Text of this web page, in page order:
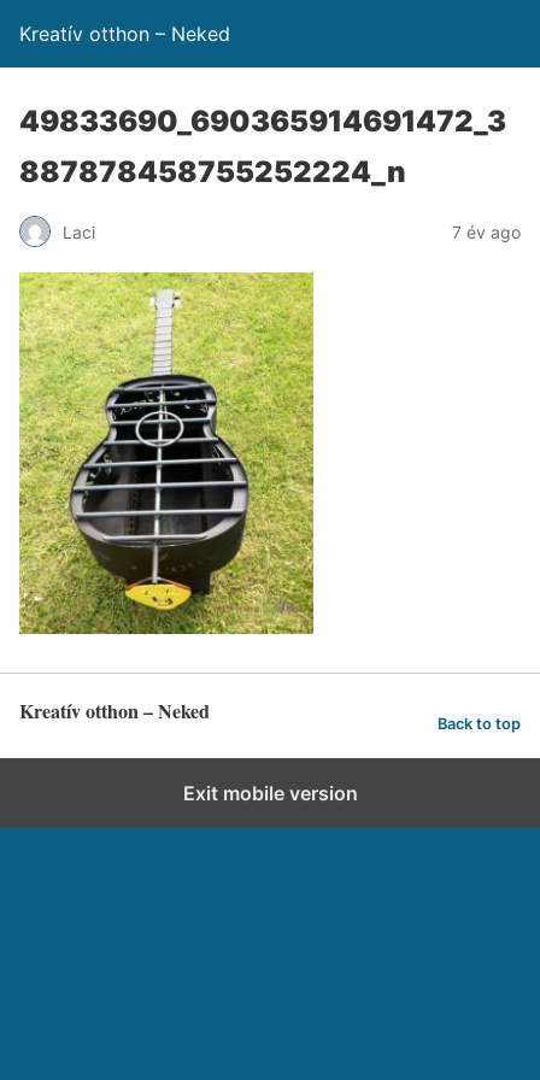
Kreatív otthon – Neked
49833690_690365914691472_3
887878458755252224_n
Laci 7 év ago
Kreatív otthon – Neked Back to top
Exit mobile version